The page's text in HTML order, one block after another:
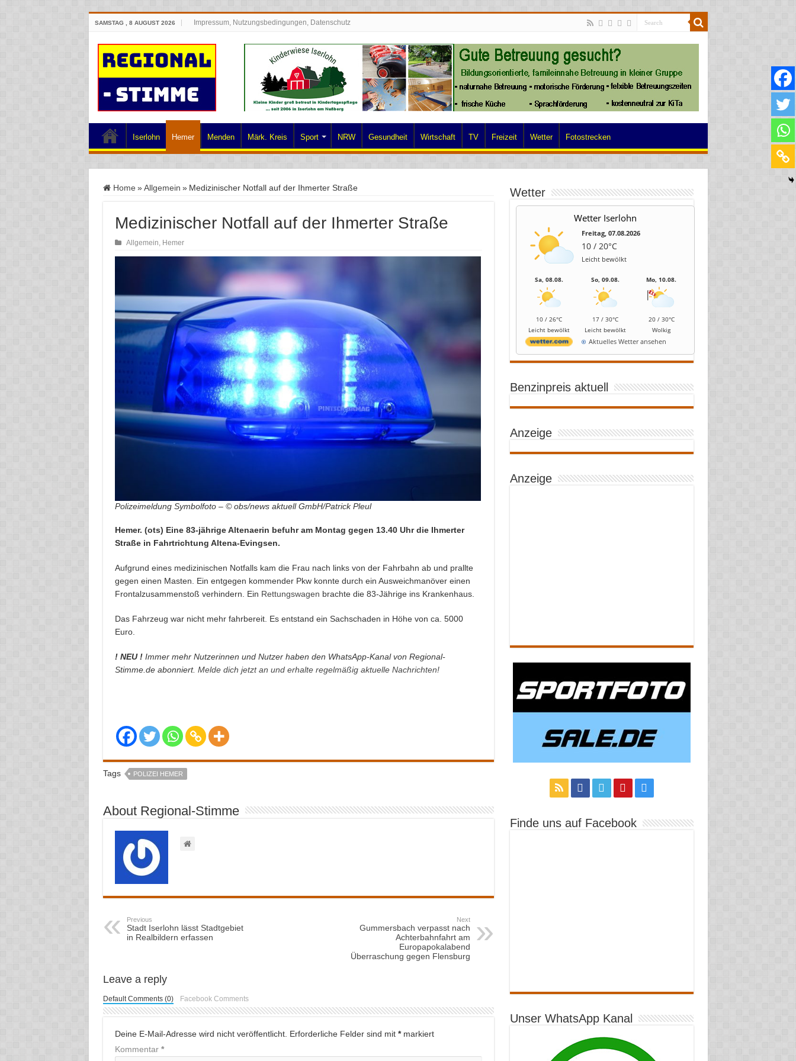
SAMSTAG , 8 AUGUST 2026 Impressum, Nutzungsbedingungen, Datenschutz
Iserlohn Hemer Menden Märk. Kreis Sport NRW Gesundheit Wirtschaft TV Freizeit Wetter Fotostrecken
Home » Allgemein » Medizinischer Notfall auf der Ihmerter Straße
Medizinischer Notfall auf der Ihmerter Straße
Allgemein, Hemer
Polizeimeldung Symbolfoto – © obs/news aktuell GmbH/Patrick Pleul
Hemer. (ots) Eine 83-jährige Altenaerin befuhr am Montag gegen 13.40 Uhr die Ihmerter
Straße in Fahrtrichtung Altena-Evingsen.
Aufgrund eines medizinischen Notfalls kam die Frau nach links von der Fahrbahn ab und prallte
gegen einen Masten. Ein entgegen kommender Pkw konnte durch ein Ausweichmanöver einen
Frontalzusammenstoß verhindern. Ein Rettungswagen brachte die 83-Jährige ins Krankenhaus.
Das Fahrzeug war nicht mehr fahrbereit. Es entstand ein Sachschaden in Höhe von ca. 5000
Euro.
! NEU !Immer mehr Nutzerinnen und Nutzer haben den WhatsApp-Kanal von Regional-
Stimme.de abonniert. Melde dich jetzt an und erhalte regelmäßig aktuelle Nachrichten!
Tags POLIZEI HEMER
About Regional-Stimme
Previous
Stadt Iserlohn lässt Stadtgebiet
in Realbildern erfassen
Next
Gummersbach verpasst nach
Achterbahnfahrt am
Europapokalabend
Überraschung gegen Flensburg
Leave a reply
Default Comments (0) Facebook Comments
Deine E-Mail-Adresse wird nicht veröffentlicht. Erforderliche Felder sind mit *markiert
Kommentar *
Wetter
Wetter Iserlohn
Freitag, 07.08.2026
10 / 20°C
Leicht bewölkt
Sa, 08.08.
10 / 26°C
Leicht bewölkt
So, 09.08.
17 / 30°C
Leicht bewölkt
Mo, 10.08.
20 / 30°C
Wolkig
Aktuelles Wetter ansehen
Benzinpreis aktuell
Anzeige
Anzeige
Finde uns auf Facebook
Unser WhatsApp Kanal